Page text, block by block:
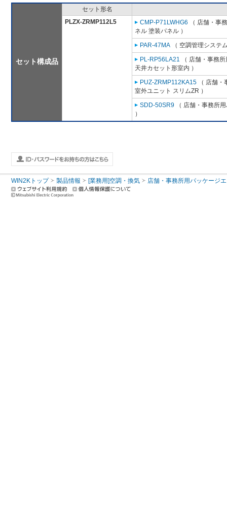
セット構成品
セット形名
PLZX-ZRMP112L5
CMP-P71LWHG6 （ 店舗・事
ネル 塗装パネル ）
PAR-47MA （ 空調管理システ
PL-RP56LA21 （ 店舗・事務
天井カセット形室内 ）
PUZ-ZRMP112KA15 （ 店舗
室外ユニット スリムZR ）
SDD-50SR9 （ 店舗・事務所
）
WIN2Kトップ 製品情報 [業務用]空調・換気 店舗・事務所用パッケージ